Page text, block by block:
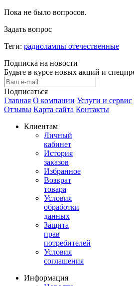
Пока не было вопросов.
Задать вопрос
Теги: радиолампы отечественные
Подписка на новости
Будьте в курсе новых акций и
Подписаться
Главная О компании Услуги и сервис
Отзывы Карта сайта Контакты
Клиентам
Личный
кабинет
История
заказов
Избранное
Возврат
товара
Условия
обработки
данных
Защита
прав
потребителей
Условия
соглашения
Информация